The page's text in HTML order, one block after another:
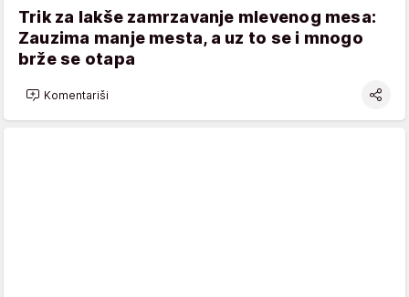
Trik za lakše zamrzavanje mlevenog mesa:
Zauzima manje mesta, a uz to se i mnogo
brže se otapa
Komentariši